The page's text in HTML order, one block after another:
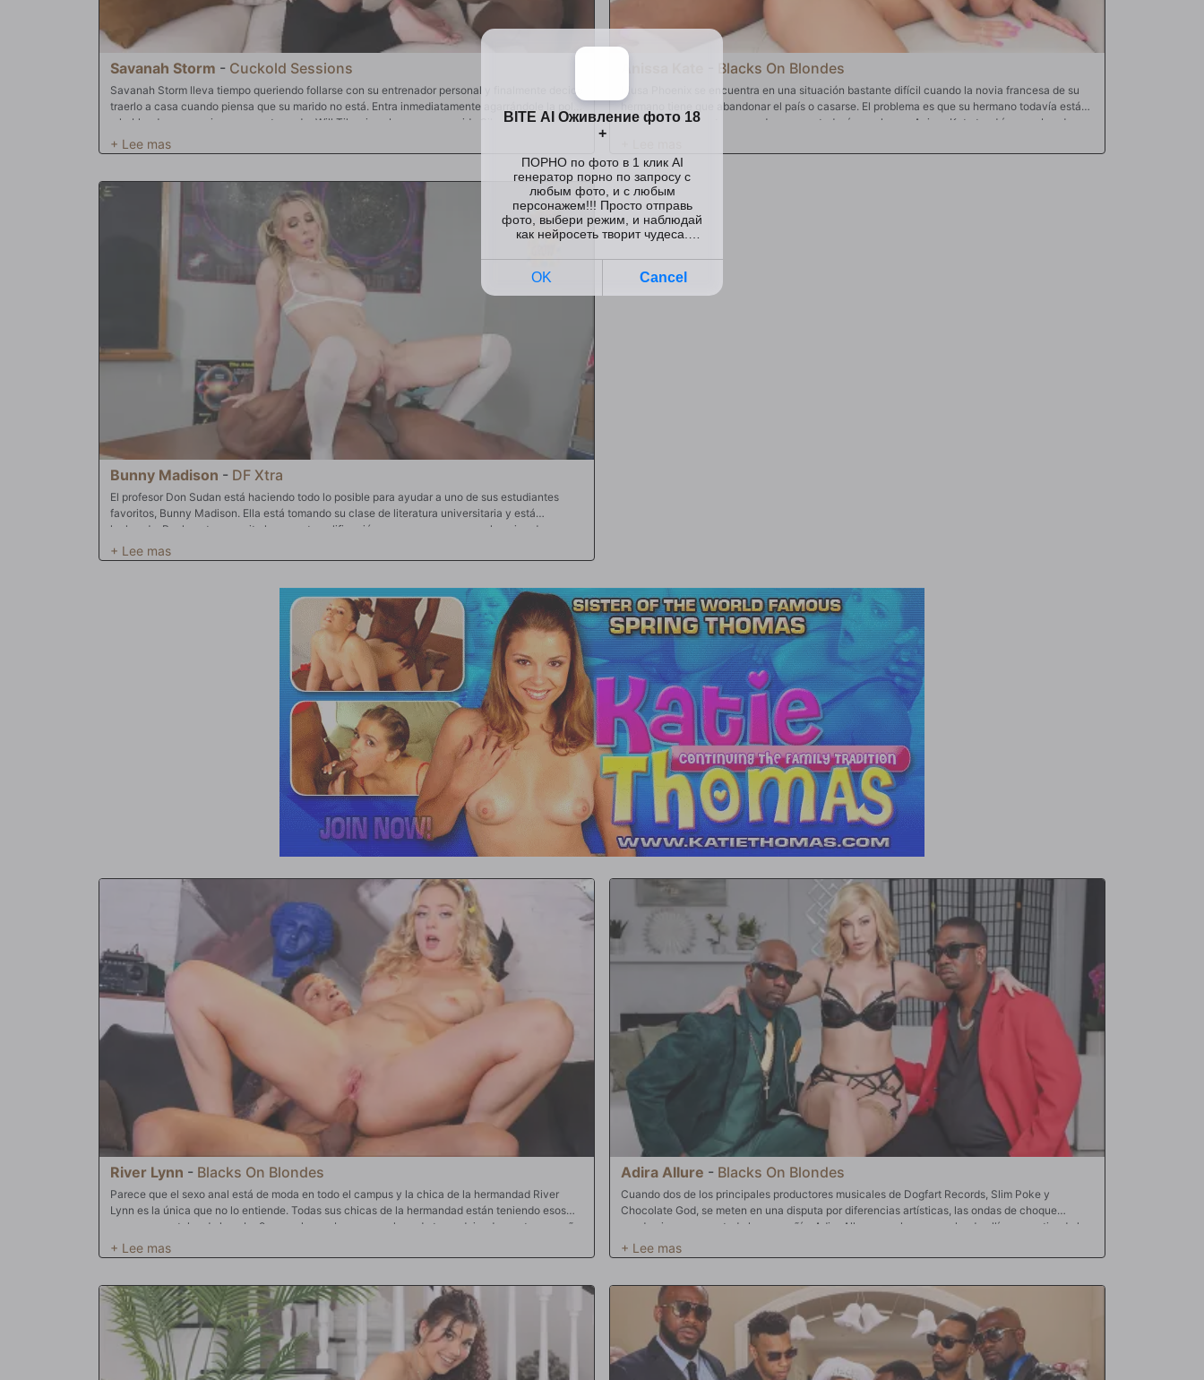
Savanah Storm - Cuckold Sessions
Savanah Storm lleva tiempo queriendo follarse con su entrenador personal y finalmente decide
traerlo a casa cuando piensa que su marido no está. Entra inmediatamente agarrándole la polla
y hablando muy sucio con su entrenador Will Tile, sin saber que su marido Silas está a la vuelta
de la esquina, sorprendido por su traición. Savanah cae de rodillas para saborear ese enorme
pene que se desvanece y le promete que su marido no está allí. Sin saber que ahora está
escuchando su comportamiento descarado a la vuelta de la esquina. La pareja sucia sube
corriendo y Silas, el marido, se acerca para escuchar mientras obviamente pasan a cosas más
sucias. Quitándose los zapatos para estar en silencio, sube sigilosamente las escaleras para
ver qué hacen y jadea en silencio al hacerlo. Para entonces, Savanah tiene la polla de Will
bien dentro de ella y suplicando que la penetre más. Silas no puede evitar notar cómo su
propia polla se endurece al verlos y se sienta para sacar la polla y masturbarse con el
espectáculo obsceno. Finalmente, en el éxtasis, Savanah se da cuenta de que su marido está
sentado allí y se echa atrás, sorprendida. Silas se acerca para enfrentarse a ellos, pero con su
propia polla fuera y muy dura, su argumento carece de fundamento. Es evidente que está
disfrutando del espectáculo y Savanah vuelve enseguida a ello burlándose de su marido con
su comportamiento provocador. Y cuando le dice a Silas que se arrodille para lamer su vagina
sucia y usada y estirada, sabe que puede hacerlo a partir de ahora cuando quiera. Este trato se
cierra cuando ambos hombres la cubren con su semen, pero con Silas lamiendo, ambos se
cargan y suben más para besar a su ahora esposa cuckold.
Blacks On Blondes
Musa Phoenix se encuentra en una situación bastante difícil cuando la novia francesa de su
hermano tiene que abandonar el país o casarse. El problema es que su hermano todavía está
casado y legalmente no puede casarse todavía, por lo que Anissa Kate tendría que abandonar
rápidamente. Siendo un hombre de moral y principios, Musa siente que no puede perpetrar una
farsa como esta. ¿Cómo podría actuar como si ella fuera realmente su esposa y no solo hacerlo
por una tarjeta verde? Anissa dice que debería conocerla en el sentido bíblico y aún más
ofrece anal para atraer a Musa. Cuando una mujer tan caliente como Anissa ofrece la puerta
trasera y el coño, es un poco difícil decir que no. Lo siguiente que sabes es que Musa tiene su
polla dura enterrada en su boca y pronto está tocando ambos agujeros mientras la conoce.
Bunny Madison - DF Xtra
El profesor Don Sudan está haciendo todo lo posible para ayudar a uno de sus estudiantes
favoritos, Bunny Madison. Ella está tomando su clase de literatura universitaria y está
luchando. Realmente necesita hacer esta calificación para permanecer en el equipo de
porristas y también en su hermandad muy prominente. Bunny ha pasado al final del día del Dr.
Sudan para recibir instrucción privada y, como muchas cosas, planea darle las respuestas al
del Dr. Sudan mientras le da respuestas, pero cuando se pone de pie, ha dejado una mancha
húmeda muy distintiva en su muslo. Terriblemente avergonzada, tiene que admitir que el Dr.
Sudan la hace sentir de esta manera, a lo que Don deja caer sus papeles y se pone de pie para
darle un beso profundo y anhelante. Ella responde de la misma manera poniéndose de rodillas
River Lynn - Blacks On Blondes
Parece que el sexo anal está de moda en todo el campus y la chica de la hermandad River
Lynn es la única que no lo entiende. Todas sus chicas de la hermandad están teniendo esos
orgasmos rectales de la nube 9 que solo una buena por el puede traer, dejando a esta pequeña
rubia del campus bastante abatida. Nadie quiere sentirse excluido. Con el FOMO golpeando
fuerte, River confronta a su novio de toda la vida y analfóbico Lawson Jones con un ultimátum.
ningún hombre quiere que otro hombre esté golpeando los agujeros de sus perras.
Especialmente no la puerta trasera. Lawson se chupa las pelotas y saca su enorme destructor
de úteros y deja que River comience a darse un festín. Desde la boca hasta el coño, se hace
espuma hasta que está lista para que esa varilla de carnero rígida y sobresaliente se deslice
por su máquina para hacer brownies. Primero duele y comienza a suceder el viaje suave. Ella
está empezando a entenderlo. Esa sensación. Ese pulso ahora que está vibrando desde la
Adira Allure - Blacks On Blondes
Cuando dos de los principales productores musicales de Dogfart Records, Slim Poke y
Chocolate God, se meten en una disputa por diferencias artísticas, las ondas de choque
pueden impregnar a toda la compañía. Adira Allure es solo una empleada allí, pero entiende la
importancia de que Slim Poke posiblemente se vaya para comenzar su propia empresa. Tuvo
algunos de los mayores éxitos que la compañía había producido. Era imperativo que se hiciera
durante su lucha. Después de todo, a ambos hombres les encantaba probar ese dulce coño
rosado de ella. Incluso habían hablado de follar con una chica juntos. ¿Por qué no ella? Y por
qué no estar dentro de ella al mismo tiempo a la vez. Después de todo, las mujeres están
construidas con dos agujeros y pueden complacer un par de erecciones a la vez. Chocolate
God y Slim Poke se sorprendieron al principio, pero rápidamente se dieron cuenta de que esta
podría ser una solución amable. Pronto, enormes palitos de carne bulbosos al estilo rapero